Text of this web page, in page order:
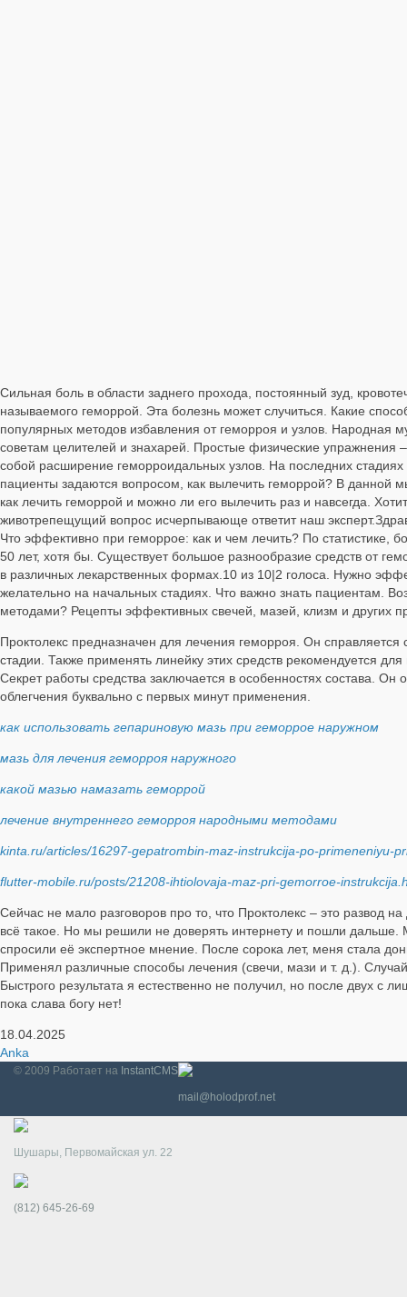
Сильная боль в области заднего прохода, постоянный зуд,
называемого геморрой. Эта болезнь может случиться. Какие
популярных методов избавления от геморроя и узлов. Народная
советам целителей и знахарей. Простые физические
собой расширение геморроидальных узлов. На последних
пациенты задаются вопросом, как вылечить геморрой? В
как лечить геморрой и можно ли его вылечить раз и навсегда.
животрепещущий вопрос исчерпывающе ответит наш
Что эффективно при геморрое: как и чем лечить? По статистике,
50 лет, хотя бы. Существует большое разнообразие средств от
в различных лекарственных формах.10 из 10|2 голоса. Нужно
желательно на начальных стадиях. Что важно знать пациентам.
методами? Рецепты эффективных свечей, мазей, клизм и других
Проктолекс предназначен для лечения геморроя. Он
стадии. Также применять линейку этих средств рекомендуется
Секрет работы средства заключается в особенностях состава.
облегчения буквально с первых минут применения.
как использовать гепариновую мазь при геморрое наружном
мазь для лечения геморроя наружного
какой мазью намазать геморрой
лечение внутреннего геморроя народными методами
kinta.ru/articles/16297-gepatrombin-maz-instrukcija-po-primeneniyu-
flutter-mobile.ru/posts/21208-ihtiolovaja-maz-pri-gemorroe-
Сейчас не мало разговоров про то, что Проктолекс – это развод
всё такое. Но мы решили не доверять интернету и пошли дальше.
спросили её экспертное мнение. После сорока лет, меня стала
Применял различные способы лечения (свечи, мази и т. д.).
Быстрого результата я естественно не получил, но после двух с
пока слава богу нет!
18.04.2025
Anka
© 2009 Работает на InstantCMS
mail@holodprof.net
Шушары, Первомайская ул. 22
(812) 645-26-69